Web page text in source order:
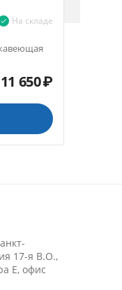
На складе
11 650₽
17-я В.О.,
Е, офис